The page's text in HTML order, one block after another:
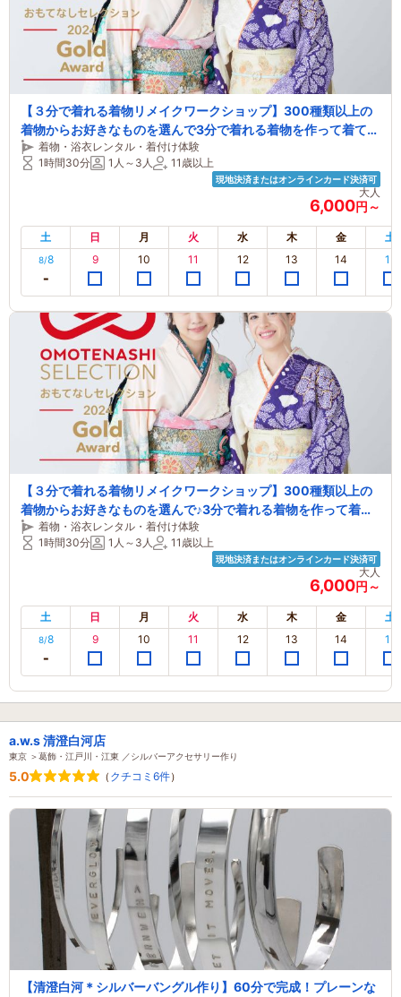
【３分で着れる着物リメイクワークショップ】300種類以上の
着物からお好きなものを選んで3分で着れる着物を作って着てみ
よう！【作った着物はプレゼント♪】
着物・浴衣レンタル・着付け体験
1時間30分
1人～3人 11歳以上
現地決済またはオンラインカード決済可
大人
6,000円～
土 日 月 火 水 木 金 土
8/8 9 10 11 12 13 14 15
【３分で着れる着物リメイクワークショップ】300種類以上の
着物からお好きなものを選んで♪3分で着れる着物を作って着て
みよう！【作った着物はプレゼント♪】
着物・浴衣レンタル・着付け体験
1時間30分
1人～3人 11歳以上
現地決済またはオンラインカード決済可
大人
6,000円～
土 日 月 火 水 木 金 土
8/8 9 10 11 12 13 14 15
a.w.s 清澄白河店
東京 ＞葛飾・江戸川・江東 ／シルバーアクセサリー作り
5.0 （ クチコミ6件）
【清澄白河＊シルバーバングル作り】60分で完成！プレーンな